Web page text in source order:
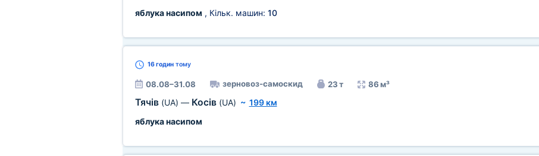
яблука насипом , Кільк. машин: 10
16 годинтому
08.08–31.08 зерновоз-самоскид 23 т 86 м³
Тячів (UA) — Косів (UA) ~ 199 км
яблука насипом